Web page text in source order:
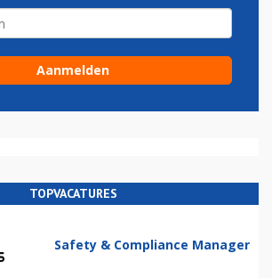
TOPVACATURES
Safety & Compliance Manager